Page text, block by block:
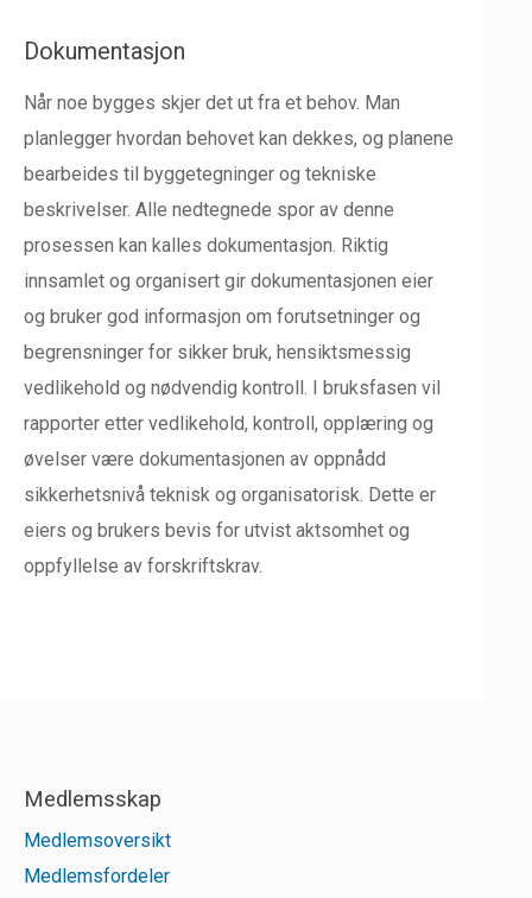
Dokumentasjon
Når noe bygges skjer det ut fra et behov. Man
planlegger hvordan behovet kan dekkes, og planene
bearbeides til byggetegninger og tekniske
beskrivelser. Alle nedtegnede spor av denne
prosessen kan kalles dokumentasjon. Riktig
innsamlet og organisert gir dokumentasjonen eier
og bruker god informasjon om forutsetninger og
begrensninger for sikker bruk, hensiktsmessig
vedlikehold og nødvendig kontroll. I bruksfasen vil
rapporter etter vedlikehold, kontroll, opplæring og
øvelser være dokumentasjonen av oppnådd
sikkerhetsnivå teknisk og organisatorisk. Dette er
eiers og brukers bevis for utvist aktsomhet og
oppfyllelse av forskriftskrav.
Medlemsskap
Medlemsoversikt
Medlemsfordeler